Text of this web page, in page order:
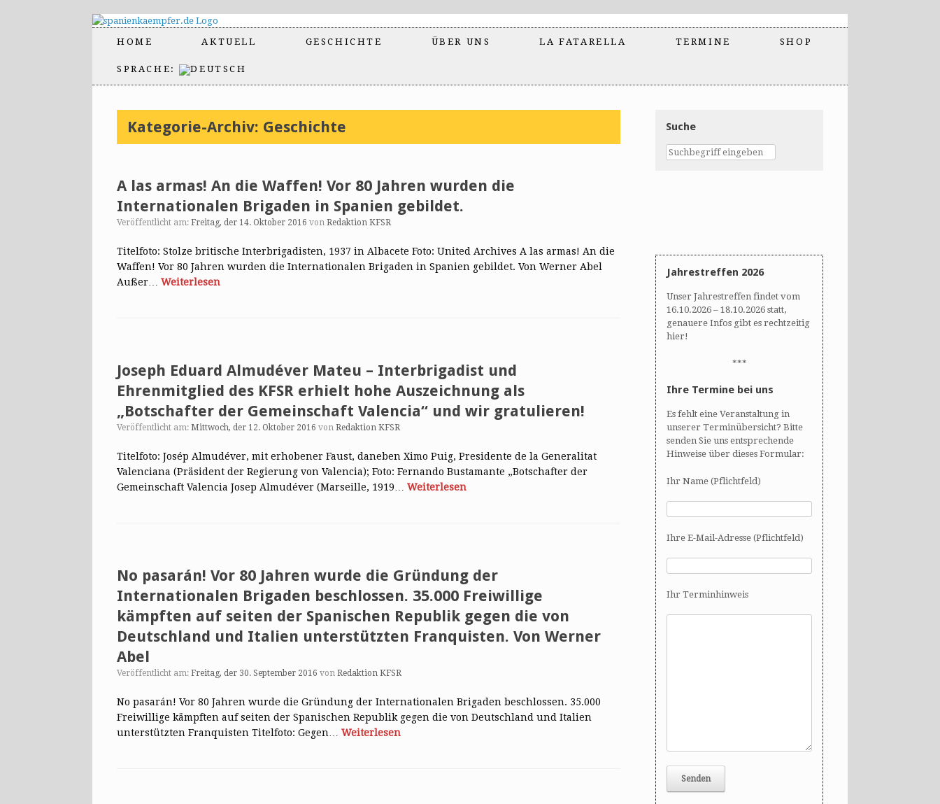
HOME AKTUELL GESCHICHTE ÜBER UNS LA FATARELLA TERMINE SHOP
SPRACHE:
Kategorie-Archiv: Geschichte
A las armas! An die Waffen! Vor 80 Jahren wurden die
Internationalen Brigaden in Spanien gebildet.
Veröffentlicht am: Freitag, der 14. Oktober 2016 von Redaktion KFSR
Titelfoto: Stolze britische Interbrigadisten, 1937 in Albacete Foto: United Archives A las armas! An die
Waffen! Vor 80 Jahren wurden die Internationalen Brigaden in Spanien gebildet. Von Werner Abel
Außer… Weiterlesen
Joseph Eduard Almudéver Mateu – Interbrigadist und
Ehrenmitglied des KFSR erhielt hohe Auszeichnung als
„Botschafter der Gemeinschaft Valencia“ und wir gratulieren!
Veröffentlicht am: Mittwoch, der 12. Oktober 2016 von Redaktion KFSR
Titelfoto: Josép Almudéver, mit erhobener Faust, daneben Ximo Puig, Presidente de la Generalitat
Valenciana (Präsident der Regierung von Valencia); Foto: Fernando Bustamante „Botschafter der
Gemeinschaft Valencia Josep Almudéver (Marseille, 1919… Weiterlesen
No pasarán! Vor 80 Jahren wurde die Gründung der
Internationalen Brigaden beschlossen. 35.000 Freiwillige
kämpften auf seiten der Spanischen Republik gegen die von
Deutschland und Italien unterstützten Franquisten. Von Werner
Abel
Veröffentlicht am: Freitag, der 30. September 2016 von Redaktion KFSR
No pasarán! Vor 80 Jahren wurde die Gründung der Internationalen Brigaden beschlossen. 35.000
Freiwillige kämpften auf seiten der Spanischen Republik gegen die von Deutschland und Italien
unterstützten Franquisten Titelfoto: Gegen… Weiterlesen
Suche
Jahrestreffen 2026
Unser Jahrestreffen findet vom
16.10.2026 – 18.10.2026 statt,
genauere Infos gibt es rechtzeitig
hier!
***
Ihre Termine bei uns
Es fehlt eine Veranstaltung in
unserer Terminübersicht? Bitte
senden Sie uns entsprechende
Hinweise über dieses Formular:
Ihr Name (Pflichtfeld)
Ihre E-Mail-Adresse (Pflichtfeld)
Ihr Terminhinweis